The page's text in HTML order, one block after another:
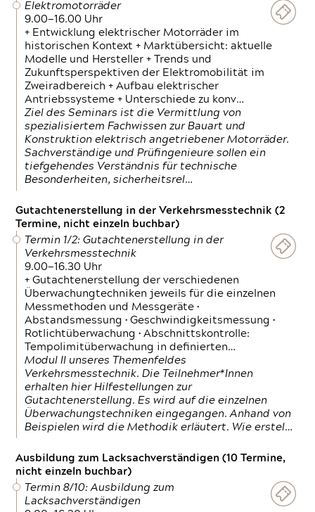
Elektromotorräder
9.00—16.00 Uhr
+ Entwicklung elektrischer Motorräder im
historischen Kontext + Marktübersicht: aktuelle
Modelle und Hersteller + Trends und
Zukunftsperspektiven der Elektromobilität im
Zweiradbereich + Aufbau elektrischer
Antriebssysteme + Unterschiede zu konv…
Ziel des Seminars ist die Vermittlung von
spezialisiertem Fachwissen zur Bauart und
Konstruktion elektrisch angetriebener Motorräder.
Sachverständige und Prüfingenieure sollen ein
tiefgehendes Verständnis für technische
Besonderheiten, sicherheitsrel…
Gutachtenerstellung in der Verkehrsmesstechnik (2
Termine, nicht einzeln buchbar)
Termin 1/2: Gutachtenerstellung in der
Verkehrsmesstechnik
9.00—16.30 Uhr
+ Gutachtenerstellung der verschiedenen
Überwachungtechniken jeweils für die einzelnen
Messmethoden und Messgeräte •
Abstandsmessung • Geschwindigkeitsmessung •
Rotlichtüberwachung • Abschnittskontrolle:
Tempolimitüberwachung in definierten…
Modul II unseres Themenfeldes
Verkehrsmesstechnik. Die Teilnehmer*Innen
erhalten hier Hilfestellungen zur
Gutachtenerstellung. Es wird auf die einzelnen
Überwachungstechniken eingegangen. Anhand von
Beispielen wird die Methodik erläutert. Wie erstel…
Ausbildung zum Lacksachverständigen (10 Termine,
nicht einzeln buchbar)
Termin 8/10: Ausbildung zum
Lacksachverständigen